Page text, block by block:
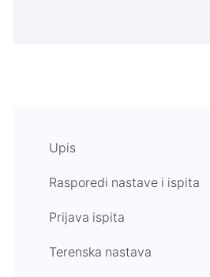
Upis
Rasporedi nastave i ispita
Prijava ispita
Terenska nastava